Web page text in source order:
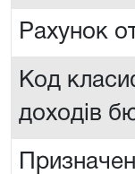
Рахунок
Код
доходів